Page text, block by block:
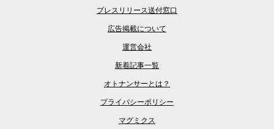
プレスリリース送付窓口
広告掲載について
運営会社
新着記事一覧
オトナンサーとは？
プライバシーポリシー
マグミクス